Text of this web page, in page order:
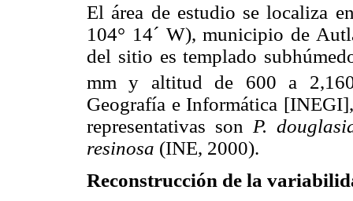
El área de estudio se localiza
104° 14´ W), municipio de
del sitio es templado
mm y altitud de 600 a
Geografía e Informática
representativas son P.
resinosa (INE, 2000).
Reconstrucción de la